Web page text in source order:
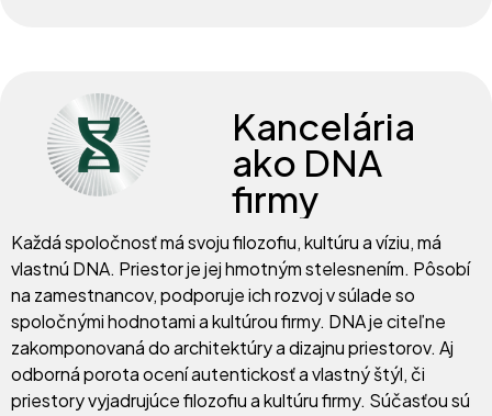
Kancelária
ako DNA
firmy
Každá spoločnosť má svoju filozofiu, kultúru a víziu, má
vlastnú DNA. Priestor je jej hmotným stelesnením. Pôsobí
na zamestnancov, podporuje ich rozvoj v súlade so
spoločnými hodnotami a kultúrou firmy. DNA je citeľne
zakomponovaná do architektúry a dizajnu priestorov. Aj
odborná porota ocení autentickosť a vlastný štýl, či
priestory vyjadrujúce filozofiu a kultúru firmy. Súčasťou sú